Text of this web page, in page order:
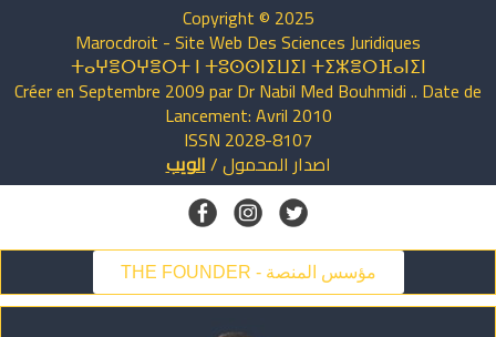
Copyright © 2025
Marocdroit - Site Web Des Sciences Juridiques
ⵜⴰⵖⴻⵔⵖⴻⵔⵜ ⵏ ⵜⵓⵙⵙⵏⵉⵡⵉⵏ ⵜⵉⵣⴻⵔⴼⴰⵏⵉⵏ
Créer en Septembre 2009 par Dr Nabil Med Bouhmidi .. Date de
Lancement: Avril 2010
ISSN 2028-8107
اصدارالمحمول/الويب
THE FOUNDER - مؤسس المنصة